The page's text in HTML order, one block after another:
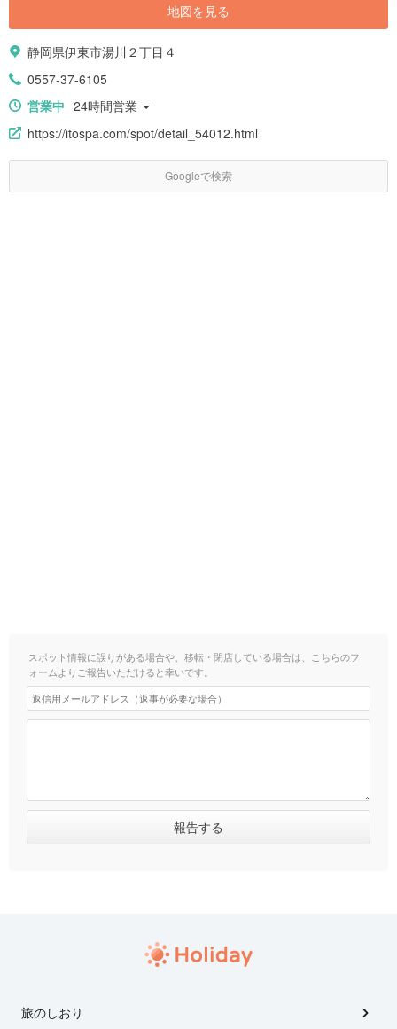
地図を見る
静岡県伊東市湯川２丁目４
0557-37-6105
営業中 24時間営業
https://itospa.com/spot/detail_54012.html
Googleで検索
スポット情報に誤りがある場合や、移転・閉店している場合は、こちらのフ
ォームよりご報告いただけると幸いです。
旅のしおり